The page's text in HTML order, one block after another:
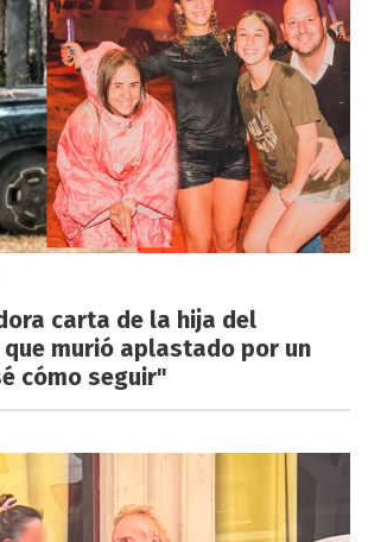
carta de la hija del
murió aplastado por un
cómo seguir"